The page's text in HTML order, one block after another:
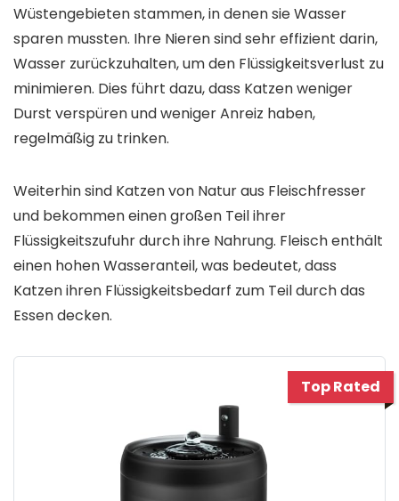
Wüstengebieten stammen, in denen sie Wasser
sparen mussten. Ihre Nieren sind sehr effizient darin,
Wasser zurückzuhalten, um den Flüssigkeitsverlust zu
minimieren. Dies führt dazu, dass Katzen weniger
Durst verspüren und weniger Anreiz haben,
regelmäßig zu trinken.
Weiterhin sind Katzen von Natur aus Fleischfresser
und bekommen einen großen Teil ihrer
Flüssigkeitszufuhr durch ihre Nahrung. Fleisch enthält
einen hohen Wasseranteil, was bedeutet, dass
Katzen ihren Flüssigkeitsbedarf zum Teil durch das
Essen decken.
Top Rated